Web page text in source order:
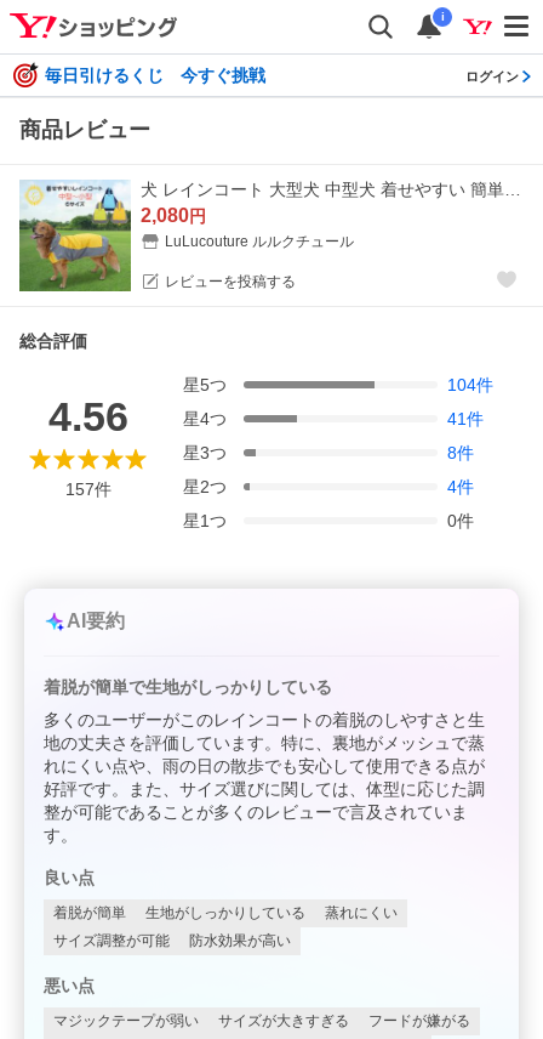
i
毎日引けるくじ 今すぐ挑戦 ログイン
商品レビュー
2,080円
LuLucouture ルルクチュール
レビューを投稿する
総合評価
4.56
157件
星5つ 104件
星4つ 41件
星3つ 8件
星2つ 4件
星1つ 0件
AI要約
着脱が簡単で生地がしっかりしている
多くのユーザーがこのレインコートの着脱のしやすさと生
地の丈夫さを評価しています。特に、裏地がメッシュで蒸
れにくい点や、雨の日の散歩でも安心して使用できる点が
好評です。また、サイズ選びに関しては、体型に応じた調
整が可能であることが多くのレビューで言及されていま
す。
良い点
着脱が簡単 生地がしっかりしている
蒸れにくい
サイズ調整が可能
防水効果が高い
悪い点
マジックテープが弱い サイズが大きすぎる
フードが嫌がる